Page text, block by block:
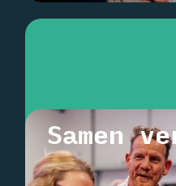
Samen